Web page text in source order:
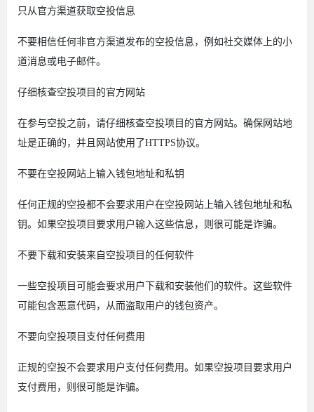
只从官方渠道获取空投信息
不要相信任何非官方渠道发布的空投信息，例如社交媒体上的小
道消息或电子邮件。
仔细核查空投项目的官方网站
在参与空投之前，请仔细核查空投项目的官方网站。确保网站地
址是正确的，并且网站使用了HTTPS协议。
不要在空投网站上输入钱包地址和私钥
任何正规的空投都不会要求用户在空投网站上输入钱包地址和私
钥。如果空投项目要求用户输入这些信息，则很可能是诈骗。
不要下载和安装来自空投项目的任何软件
一些空投项目可能会要求用户下载和安装他们的软件。这些软件
可能包含恶意代码，从而盗取用户的钱包资产。
不要向空投项目支付任何费用
正规的空投不会要求用户支付任何费用。如果空投项目要求用户
支付费用，则很可能是诈骗。